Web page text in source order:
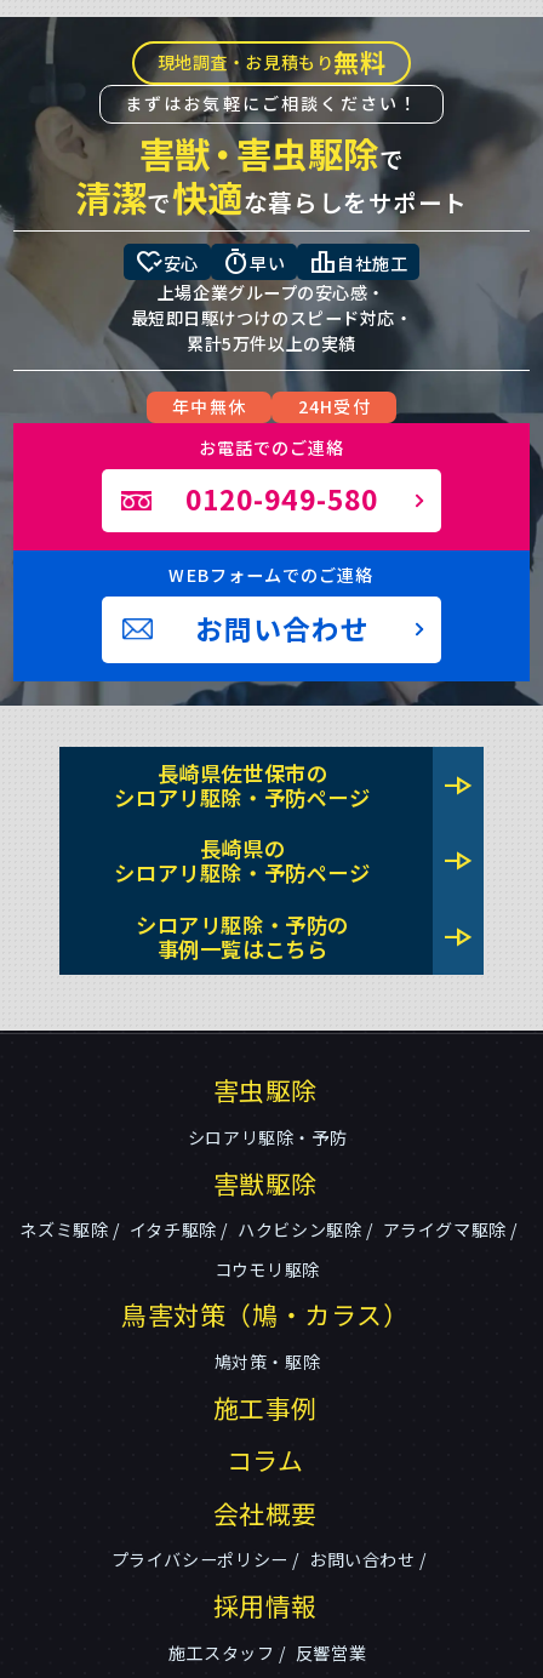
現地調査・お見積もり無料
まずはお気軽にご相談ください！
害獣・害虫駆除で
清潔で快適な暮らしをサポート
heart_check安心 timer早い leaderboard 自社施工
上場企業グループの安心感・
最短即日駆けつけのスピード対応・
累計5万件以上の実績
年中無休
24H受付
お電話でのご連絡
0120-949-580
WEBフォームでのご連絡
お問い合わせ
長崎県佐世保市の
シロアリ駆除・予防ページ
line_end_arrow
長崎県の
シロアリ駆除・予防ページ
line_end_arrow
シロアリ駆除・予防の
事例一覧はこちら
line_end_arrow
害虫駆除
シロアリ駆除・予防
害獣駆除
ネズミ駆除 イタチ駆除 ハクビシン駆除
アライグマ駆除
コウモリ駆除
鳥害対策（鳩・カラス）
鳩対策・駆除
施工事例
コラム
会社概要
プライバシーポリシー お問い合わせ
採用情報
施工スタッフ 反響営業